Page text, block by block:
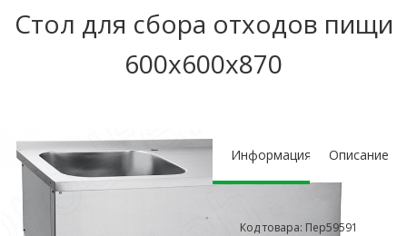
Стол для сбора отходов пищи
600х600х870
Информация Описание
Код товара: Пер59591